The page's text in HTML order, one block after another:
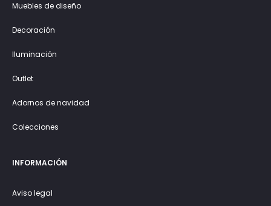
Muebles de diseño
Decoración
Iluminación
Outlet
Adornos de navidad
Colecciones
INFORMACIÓN
Aviso legal